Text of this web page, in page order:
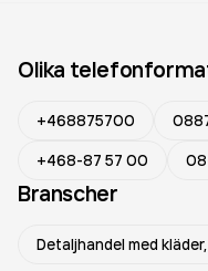
Olika
+468875700
+468-87 57 00
Branscher
Detaljhandel med